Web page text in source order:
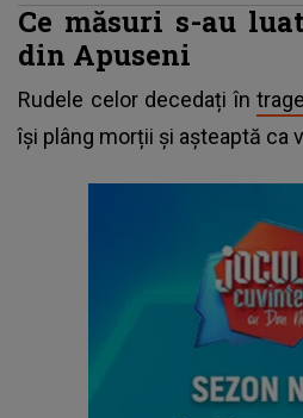
Ce măsuri s-au
din Apuseni
Rudele celor decedați în
își plâng morții și așteaptă ca